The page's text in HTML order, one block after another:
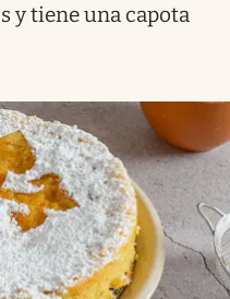
y tiene una capota